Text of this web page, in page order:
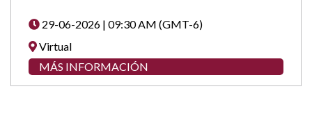
29-06-2026 | 09:30 AM (GMT-6)
Virtual
MÁS INFORMACIÓN